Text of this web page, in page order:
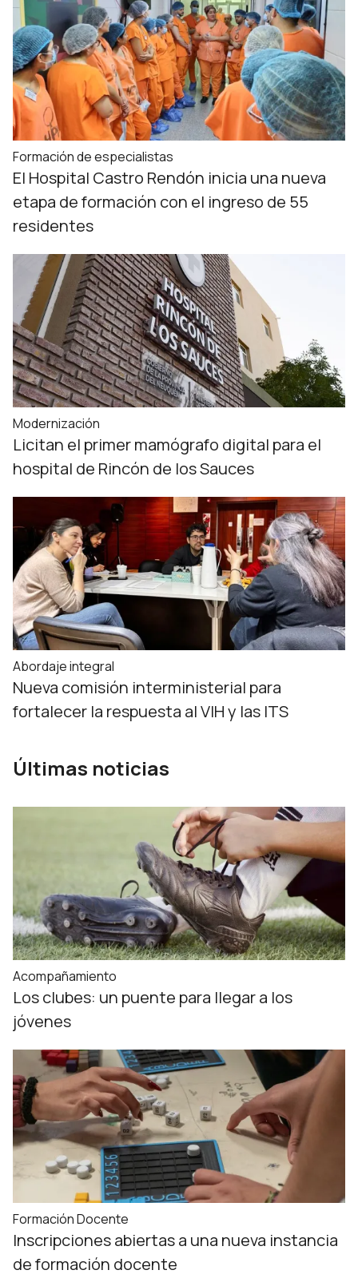
Formación de especialistas
El Hospital Castro Rendón inicia una nueva
etapa de formación con el ingreso de 55
residentes
Modernización
Licitan el primer mamógrafo digital para el
hospital de Rincón de los Sauces
Abordaje integral
Nueva comisión interministerial para
fortalecer la respuesta al VIH y las ITS
Últimas noticias
Acompañamiento
Los clubes: un puente para llegar a los
jóvenes
Formación Docente
Inscripciones abiertas a una nueva instancia
de formación docente